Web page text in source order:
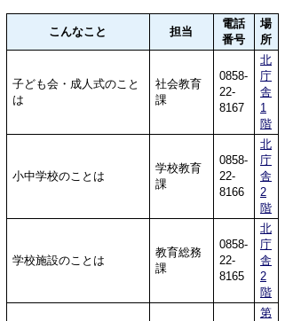
こんなこと 担当
電話
番号
場
所
子ども会・成人式のこと
は
社会教育
課
0858-
22-
8167
北
庁
舎
1
階
小中学校のことは
学校教育
課
0858-
22-
8166
北
庁
舎
2
階
学校施設のことは
教育総務
課
0858-
22-
8165
北
庁
舎
2
階
第